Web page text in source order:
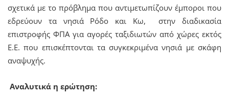
σχετικά με το πρόβλημα που αντιμετωπίζουν έμποροι που
εδρεύουν τα νησιά Ρόδο και Κω, στην διαδικασία
επιστροφής ΦΠΑ για αγορές ταξιδιωτών από χώρες εκτός
Ε.Ε. που επισκέπτονται τα συγκεκριμένα νησιά με σκάφη
αναψυχής.
Αναλυτικά η ερώτηση: